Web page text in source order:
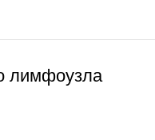
лимфоузла